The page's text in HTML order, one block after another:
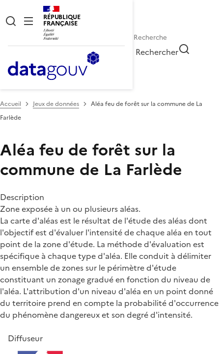
RÉPUBLIQUE
FRANÇAISE
Rechercher
Accueil Jeux de données
Aléa feu de forêt sur la commune de La
Farlède
Aléa feu de forêt sur la
commune de La Farlède
Description
Zone exposée à un ou plusieurs aléas.
La carte d'aléas est le résultat de l'étude des aléas dont
l'objectif est d'évaluer l'intensité de chaque aléa en tout
point de la zone d'étude. La méthode d'évaluation est
spécifique à chaque type d'aléa. Elle conduit à délimiter
un ensemble de zones sur le périmètre d'étude
constituant un zonage gradué en fonction du niveau de
l'aléa. L'attribution d'un niveau d'aléa en un point donné
du territoire prend en compte la probabilité d'occurrence
du phénomène dangereux et son degré d'intensité.
Diffuseur